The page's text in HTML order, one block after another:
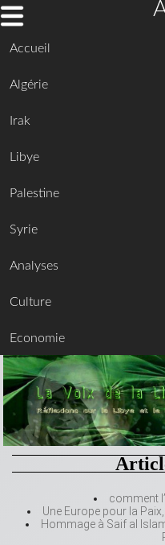
Accueil
Algérie
Irak
Libye
Palestine
Syrie
Analyses
Culture
Economie
comment
Une Europe pour la
Hommage à Saif al